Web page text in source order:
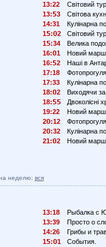
13:22
Світовий
13:
3
Світова
14:31
Кулінарна
1
: 2
Світовий
1
:34
Велика
16:
1
Новий
16:
2
Наші в
17:18
17:33
Кулінарна
18:
2
Виходячи
18:
Двоколісні
19:22
Новий
2
:12
2
:32
Кулінарна
21:
2 Новий
неделю: вся
13:18
Рыбалка с
13:39
Просто о
14:26
Грибы и
1
: 1
События.